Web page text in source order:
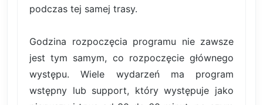
podczas tej samej trasy.
Godzina rozpoczęcia programu nie zawsze
jest tym samym, co rozpoczęcie głównego
występu. Wiele wydarzeń ma program
wstępny lub support, który występuje jako